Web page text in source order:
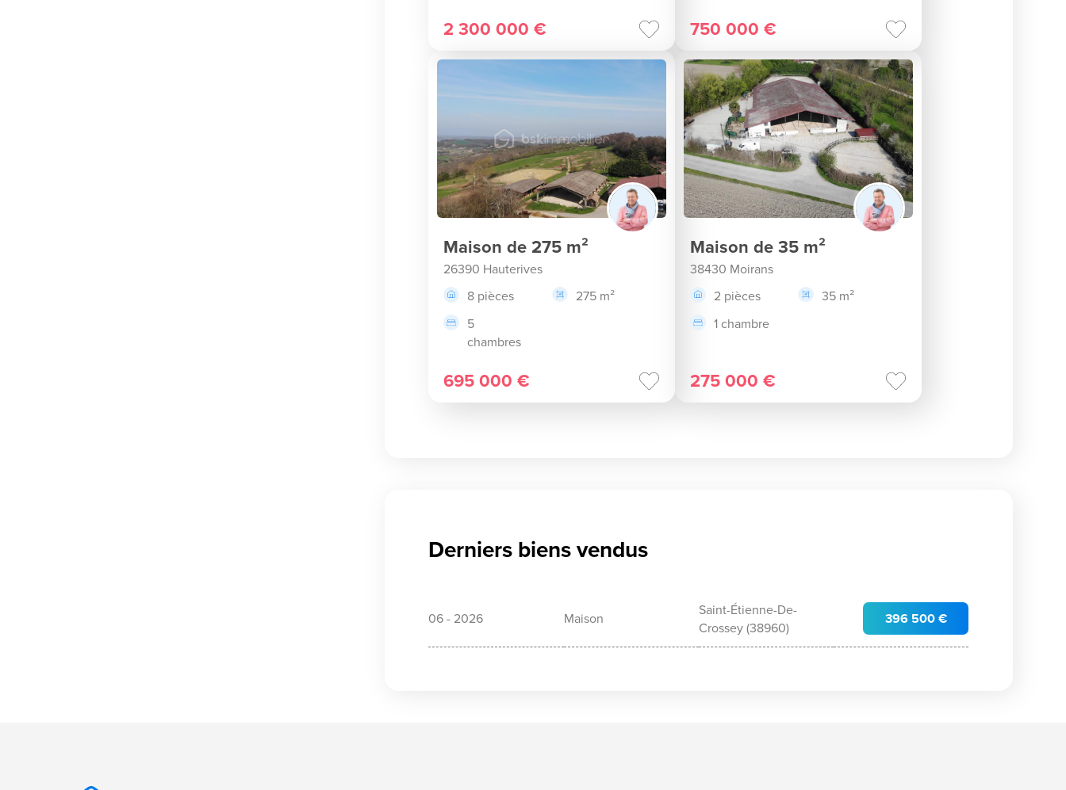
2 300 000 € 750 000 €
Maison de 275 m²
26390 Hauterives
8 pièces
275 m²
5
chambres
695 000 €
Maison de 35 m²
38430 Moirans
2 pièces
35 m²
1 chambre
275 000 €
Derniers biens vendus
06 - 2026 Maison
Saint-Étienne-De-
Crossey (38960)
396 500 €